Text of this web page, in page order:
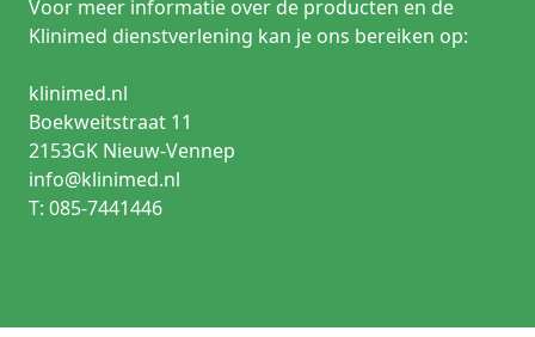
Voor meer informatie over de producten en de
Klinimed dienstverlening kan je ons bereiken op:
klinimed.nl
Boekweitstraat 11
2153GK Nieuw-Vennep
info@klinimed.nl
T: 085-7441446